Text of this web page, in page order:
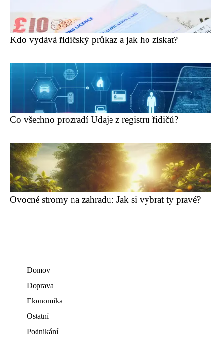
Kdo vydává řidičský průkaz a jak ho získat?
Co všechno prozradí Udaje z registru řidičů?
Ovocné stromy na zahradu: Jak si vybrat ty pravé?
Domov
Doprava
Ekonomika
Ostatní
Podnikání